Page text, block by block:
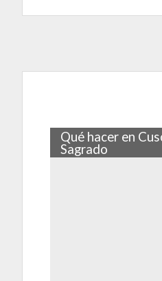
Qué hacer en
Sagrado